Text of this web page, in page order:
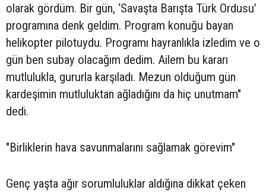
olarak gördüm. Bir gün, ‘Savaşta Barışta Türk Ordusu’
programına denk geldim. Program konuğu bayan
helikopter pilotuydu. Programı hayranlıkla izledim ve o
gün ben subay olacağım dedim. Ailem bu kararı
mutlulukla, gururla karşıladı. Mezun olduğum gün
kardeşimin mutluluktan ağladığını da hiç unutmam"
dedi.
"Birliklerin hava savunmalarını sağlamak görevim"
Genç yaşta ağır sorumluluklar aldığına dikkat çeken